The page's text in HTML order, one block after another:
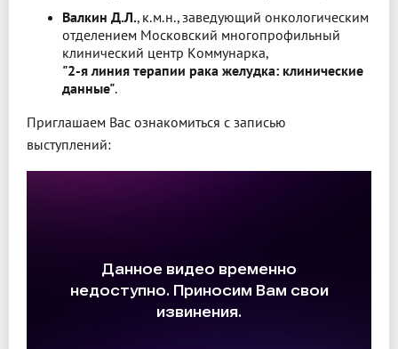
Валкин Д.Л., к.м.н., заведующий онкологическим
отделением Московский многопрофильный
клинический центр Kоммунарка,
"2-я линия терапии рака желудка: клинические
данные".
Приглашаем Вас ознакомиться с записью
выступлений: